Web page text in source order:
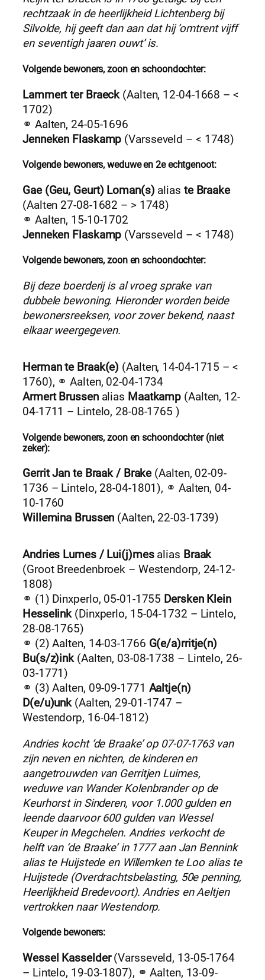
rechtzaak in de heerlijkheid Lichtenberg bij
Silvolde, hij geeft dan aan dat hij ‘omtrent vijff
en seventigh jaaren ouwt‘ is.
Volgende bewoners, zoon en schoondochter:
Lammert ter Braeck(Aalten, 12-04-1668 – <
1702)
⚭ Aalten, 24-05-1696
Jenneken Flaskamp (Varsseveld – < 1748)
Volgende bewoners, weduwe en 2e echtgenoot:
Gae (Geu, Geurt) Loman(s) alias te Braake
(Aalten 27-08-1682 – > 1748)
⚭ Aalten, 15-10-1702
Jenneken Flaskamp (Varsseveld – < 1748)
Volgende bewoners, zoon en schoondochter:
Bij deze boerderij is al vroeg sprake van
dubbele bewoning. Hieronder worden beide
bewonersreeksen, voor zover bekend, naast
elkaar weergegeven.
Herman te Braak(e) (Aalten, 14-04-1715 – <
1760), ⚭ Aalten, 02-04-1734
Armert Brussenalias Maatkamp (Aalten, 12-
04-1711 – Lintelo, 28-08-1765 )
Volgende bewoners, zoon en schoondochter (niet
zeker):
Gerrit Jan te Braak / Brake(Aalten, 02-09-
1736 – Lintelo, 28-04-1801), ⚭ Aalten, 04-
10-1760
Willemina Brussen (Aalten, 22-03-1739)
Andries Lumes / Lui(j)mesalias Braak
(Groot Breedenbroek – Westendorp, 24-12-
1808)
⚭ (1) Dinxperlo, 05-01-1755 Dersken Klein
Hesselink(Dinxperlo, 15-04-1732 – Lintelo,
28-08-1765)
⚭ (2) Aalten, 14-03-1766 G(e/a)rritje(n)
Bu(s/z)ink(Aalten, 03-08-1738 – Lintelo, 26-
03-1771)
⚭ (3) Aalten, 09-09-1771 Aaltje(n)
D(e/u)unk(Aalten, 29-01-1747 –
Westendorp, 16-04-1812)
Andries kocht ‘de Braake’ op 07-07-1763 van
zijn neven en nichten, de kinderen en
aangetrouwden van Gerritjen Luimes,
weduwe van Wander Kolenbrander op de
Keurhorst in Sinderen, voor 1.000 gulden en
leende daarvoor 600 gulden van Wessel
Keuper in Megchelen. Andries verkocht de
helft van ‘de Braake’ in 1777 aan Jan Bennink
alias te Huijstede en Willemken te Loo alias te
Huijstede (Overdrachtsbelasting, 50e penning,
Heerlijkheid Bredevoort). Andries en Aeltjen
vertrokken naar Westendorp.
Volgende bewoners:
Wessel Kasselder(Varsseveld, 13-05-1764
– Lintelo, 19-03-1807), ⚭ Aalten, 13-09-